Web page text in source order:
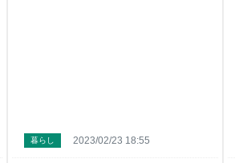
暮らし 2023/02/23 18:55